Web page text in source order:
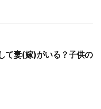
て妻(嫁)がいる？子供の